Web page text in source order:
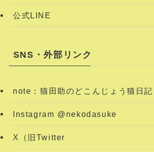
公式LINE
SNS・外部リンク
note：猫田助のどこんじょう猫日記
Instagram @nekodasuke
X（旧Twitter